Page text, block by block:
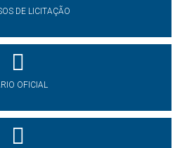
DE LICITAÇÃO
OFICIAL